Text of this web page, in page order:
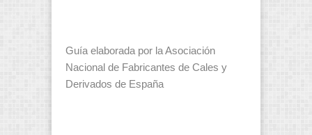
Guía elaborada por la Asociación
Nacional de Fabricantes de Cales y
Derivados de España